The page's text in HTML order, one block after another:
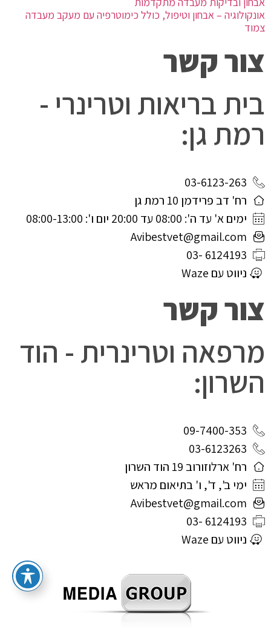
אונקולוגיה – אבחון וטיפול, כולל כימוטרפיה עם מעקב מעבדה
צמוד
צור קשר
בית בריאות וטרינרי -
רמת גן:
03-6123-263
רח' דב פרידמן 10 רמת גן
ימים א' עד ה': 08:00 עד 20:00 יום ו': 08:00-13:00
Avibestvet@gmail.com
6124193 -03
ניווט עם Waze
צור קשר
מרפאה וטרינרית - הוד
השרון:
09-7400-353
03-6123263
רח' ארלוזורוב 19 הוד השרון
ימי ב', ד', ו' בתיאום מראש
Avibestvet@gmail.com
6124193 -03
ניווט עם Waze